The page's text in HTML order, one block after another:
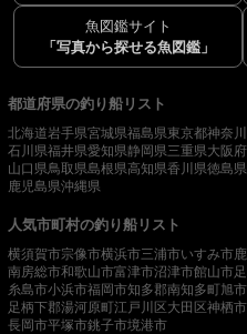
魚図鑑サイト
「写真から探せる魚図鑑」
都道府県の釣り船リスト
北海道岩手県宮城県福島県東京都神奈
石川県福井県愛知県静岡県三重県大阪府
山口県鳥取県島根県高知県香川県徳島県
鹿児島県沖縄県
人気市町村の釣り船リスト
横須賀市宗像市横浜市三浦市いすみ市
南房総市和歌山市富津市沼津市館山市
糸島市小浜市福岡市知多郡南知多町旭市
足柄下郡湯河原町江戸川区大田区神栖市
長岡市平塚市銚子市境港市